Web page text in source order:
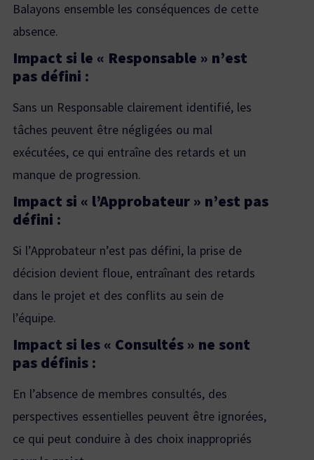
Balayons ensemble les conséquences de cette
absence.
Impact si le « Responsable » n’est
pas défini :
Sans un Responsable clairement identifié, les
tâches peuvent être négligées ou mal
exécutées, ce qui entraîne des retards et un
manque de progression.
Impact si « l’Approbateur » n’est pas
défini :
Si l’Approbateur n’est pas défini, la prise de
décision devient floue, entraînant des retards
dans le projet et des conflits au sein de
l’équipe.
Impact si les « Consultés » ne sont
pas définis :
En l’absence de membres consultés, des
perspectives essentielles peuvent être ignorées,
ce qui peut conduire à des choix inappropriés